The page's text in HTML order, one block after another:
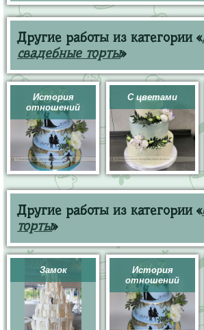
Другие работы из категории «
свадебные торты»
История
отношений
С цветами
Другие работы из категории «
торты»
Замок
История
отношений